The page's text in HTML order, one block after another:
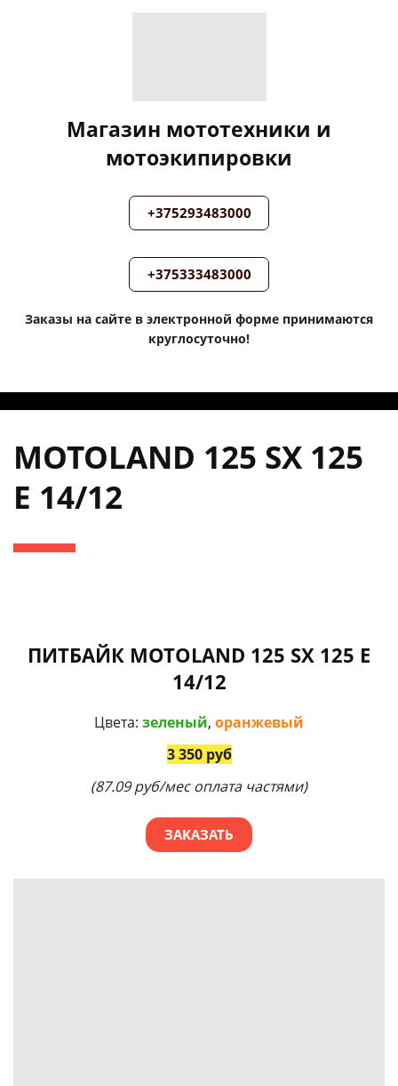
Магазин мототехники и
мотоэкипировки
+375293483000
+375333483000
Заказы на сайте в электронной форме принимаются
круглосуточно!
MOTOLAND 125 SX 125
E 14/12
ПИТБАЙК MOTOLAND 125 SX 125 E
14/12
Цвета: зеленый, оранжевый
3 350 руб
(87.09 руб/мес оплата частями)
ЗАКАЗАТЬ